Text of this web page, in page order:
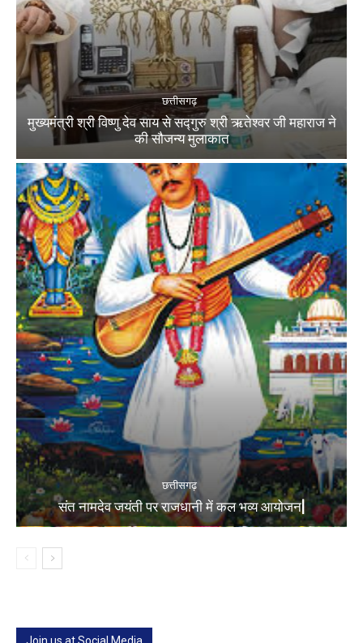
छत्तीसगढ़
मुख्यमंत्री श्री विष्णु देव साय से सद्गुरु श्री ऋतेश्वर जी महाराज ने
की सौजन्य मुलाकात
छत्तीसगढ़
संत नामदेव जयंती पर राजधानी में कल भव्य आयोजन|
Join us at Social Media